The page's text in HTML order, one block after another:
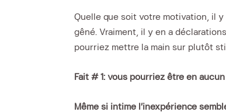
Quelle que soit votre motivation, il
gêné. Vraiment, il y en a
pourriez mettre la main sur plutôt
Fait # 1: vous pourriez être en
Même si intime l’inexpérience